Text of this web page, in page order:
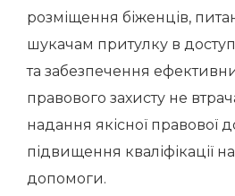
розміщення біженців,
шукачам притулку в
та забезпечення
правового захисту не
надання якісної правової
підвищення кваліфікації
допомоги.